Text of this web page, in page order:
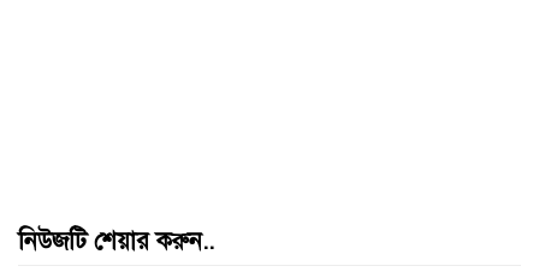
নিউজটি শেয়ার করুন..